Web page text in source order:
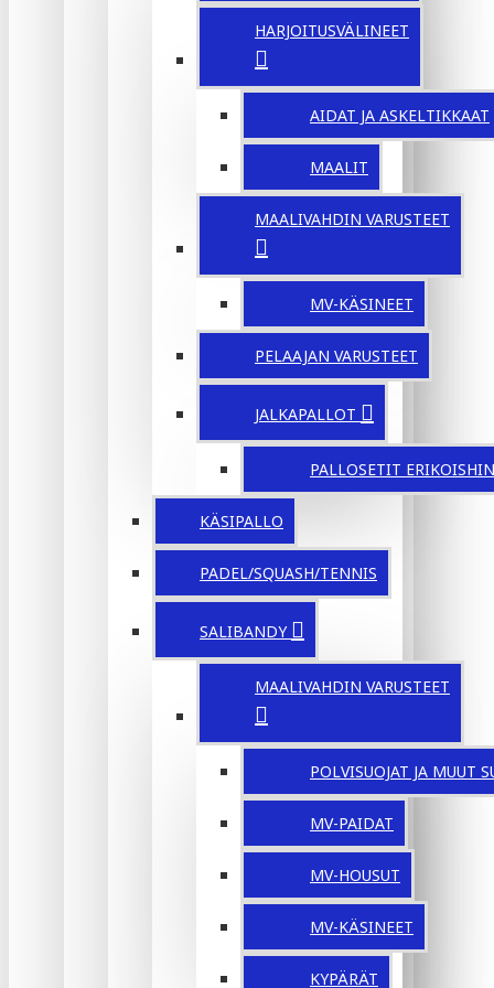
HARJOITUSVÄLINEET
AIDAT JA ASKELTIKKAAT
MAALIT
MAALIVAHDIN VARUSTEET
MV-KÄSINEET
PELAAJAN VARUSTEET
JALKAPALLOT
PALLOSETIT
KÄSIPALLO
PADEL/SQUASH/TENNIS
SALIBANDY
MAALIVAHDIN VARUSTEET
POLVISUOJAT JA MUUT
MV-PAIDAT
MV-HOUSUT
MV-KÄSINEET
KYPÄRÄT